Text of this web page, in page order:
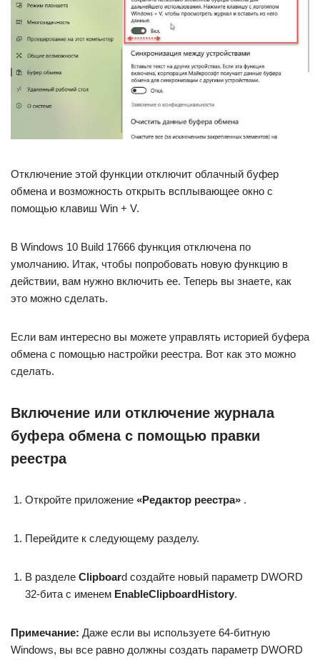
Отключение этой функции отключит облачный буфер
обмена и возможность открыть всплывающее окно с
помощью клавиш Win + V.
В Windows 10 Build 17666 функция отключена по
умолчанию. Итак, чтобы попробовать новую функцию в
действии, вам нужно включить ее. Теперь вы знаете, как
это можно сделать.
Если вам интересно вы можете управлять историей буфера
обмена с помощью настройки реестра. Вот как это можно
сделать.
Включение или отключение журнала
буфера обмена с помощью правки
реестра
Откройте приложение «Редактор реестра» .
Перейдите к следующему разделу.
В разделе Clipboard создайте новый параметр DWORD
32-бита с именем EnableClipboardHistory.
Примечание: Даже если вы используете 64-битную
Windows, вы все равно должны создать параметр DWORD